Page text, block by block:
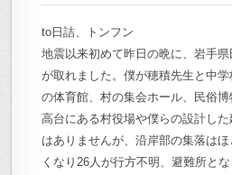
to日詰、トンフン
地震以来初めて昨日の晩に、岩手
が取れました。僕が穂積先生と中
の体育館、村の集会ホール、民俗博
高台にある村役場や僕らの設計し
はありませんが、沿岸部の集落は
くなり26人が行方不明、避難所と